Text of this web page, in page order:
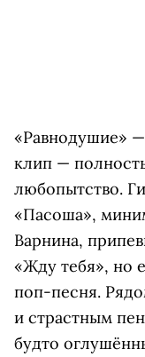
«Равнодушие»
клип —
любопытство.
«Пасоша»,
Варнина,
«Жду тебя», но
поп-песня.
и страстным
будто